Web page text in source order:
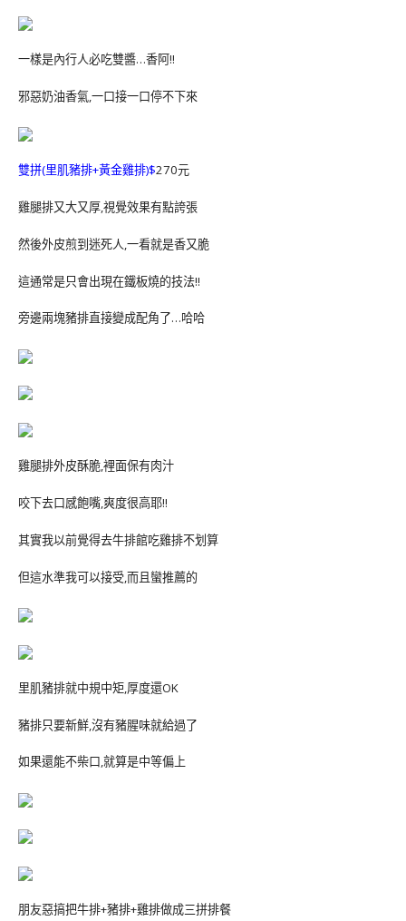
一樣是內行人必吃雙醬…香阿!!
邪惡奶油香氣,一口接一口停不下來
雙拼(里肌豬排+黃金雞排)$270元
雞腿排又大又厚,視覺效果有點誇張
然後外皮煎到迷死人,一看就是香又脆
這通常是只會出現在鐵板燒的技法!!
旁邊兩塊豬排直接變成配角了…哈哈
雞腿排外皮酥脆,裡面保有肉汁
咬下去口感飽嘴,爽度很高耶!!
其實我以前覺得去牛排館吃雞排不划算
但這水準我可以接受,而且蠻推薦的
里肌豬排就中規中矩,厚度還OK
豬排只要新鮮,沒有豬腥味就給過了
如果還能不柴口,就算是中等偏上
朋友惡搞把牛排+豬排+雞排做成三拼排餐